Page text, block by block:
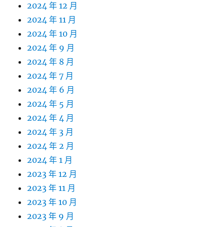
2024 年 12 月
2024 年 11 月
2024 年 10 月
2024 年 9 月
2024 年 8 月
2024 年 7 月
2024 年 6 月
2024 年 5 月
2024 年 4 月
2024 年 3 月
2024 年 2 月
2024 年 1 月
2023 年 12 月
2023 年 11 月
2023 年 10 月
2023 年 9 月